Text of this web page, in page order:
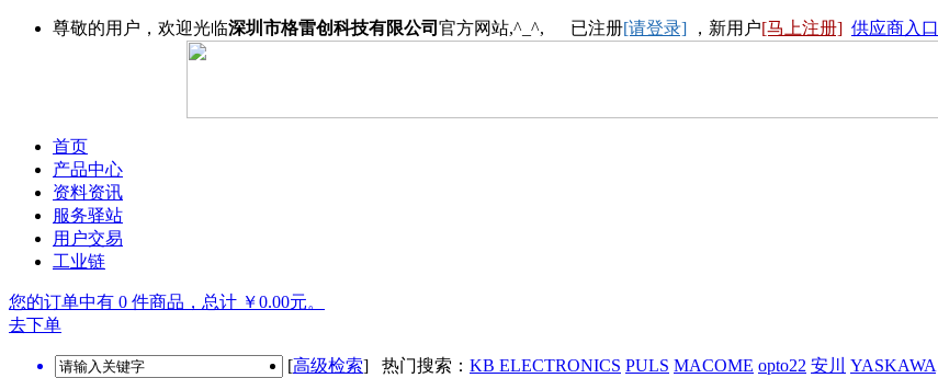
尊敬的用户，欢迎光临深圳市格雷创科技有限公司 官方网站,^_^, 已注册[请登录] ，新用户[马上注册] 供应商入口
首页
产品中心
资料资讯
服务驿站
用户交易
工业链
您的订单中有 0 件商品，总计 ￥0.00元。
去下单
[高级检索] 热门搜索： KB ELECTRONICS PULS MACOME opto22 安川 YASKAWA